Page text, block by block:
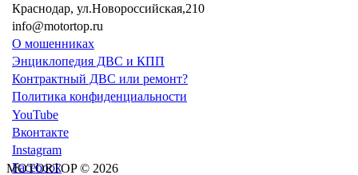
Краснодар, ул.Новороссийская,210
info@motortop.ru
О мошенниках
Энциклопедия ДВС и КПП
Контрактный ДВС или ремонт?
Политика конфиденциальности
YouTube
Вконтакте
Instagram
Facebook
MOTORTOP © 2026